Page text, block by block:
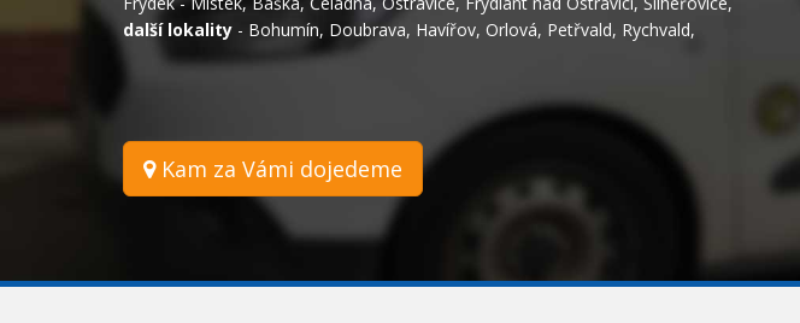
další lokality - Bohumín, Doubrava, Havířov, Orlová, Petřvald, Rychvald,
Kam za Vámi dojedeme